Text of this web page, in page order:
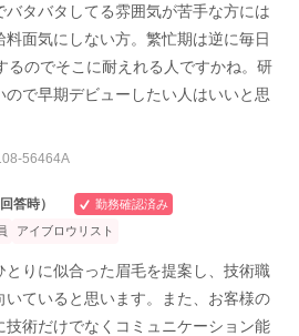
タバタしてる雰囲気が苦手な方には
面気にしない方。繁忙期は逆に毎日
るのでそこに耐えれる人ですかね。研
で早期デビューしたい人はいいと思
56464A
答時）
勤務確認済み
アイブロウリスト
とりに似合った眉毛を提案し、技術職
いていると思います。また、お客様の
術だけでなくコミュニケーション能